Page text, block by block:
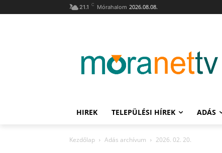
21.1 C Mórahalom 2026.08.08.
HIREK TELEPÜLÉSI HÍREK ADÁS
Kezdőlap Adás archívum 2026. 02. 20.